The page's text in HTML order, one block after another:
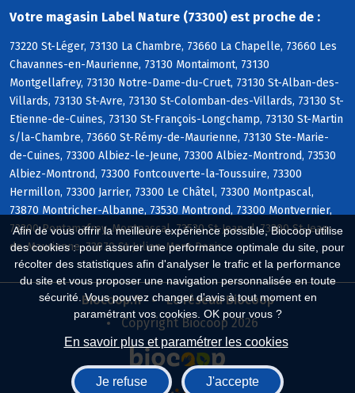
Afin de vous offrir la meilleure expérience possible, Biocoop utilise
des cookies : pour assurer une performance optimale du site, pour
récolter des statistiques afin d'analyser le trafic et la performance
du site et vous proposer une navigation personnalisée en toute
sécurité. Vous pouvez changer d'avis à tout moment en
paramétrant vos cookies. OK pour vous ?
En savoir plus et paramétrer les cookies
Je refuse J'accepte
Votre magasin Label Nature (73300) est proche de :
73220 St-Léger, 73130 La Chambre, 73660 La Chapelle, 73660 Les
Chavannes-en-Maurienne, 73130 Montaimont, 73130
Montgellafrey, 73130 Notre-Dame-du-Cruet, 73130 St-Alban-des-
Villards, 73130 St-Avre, 73130 St-Colomban-des-Villards, 73130 St-
Etienne-de-Cuines, 73130 St-François-Longchamp, 73130 St-Martin
s/la-Chambre, 73660 St-Rémy-de-Maurienne, 73130 Ste-Marie-
de-Cuines, 73300 Albiez-le-Jeune, 73300 Albiez-Montrond, 73530
Albiez-Montrond, 73300 Fontcouverte-la-Toussuire, 73300
Hermillon, 73300 Jarrier, 73300 Le Châtel, 73300 Montpascal,
73870 Montricher-Albanne, 73530 Montrond, 73300 Montvernier,
73300 Pontamafrey-Montpascal, 73530 St-Jean-d, 73300 St-Jean-
de-Maurienne, 73870 St-Julien-Mont-Denis
Biocoop.fr
Le réseau Biocoop
Copyright Biocoop 2026